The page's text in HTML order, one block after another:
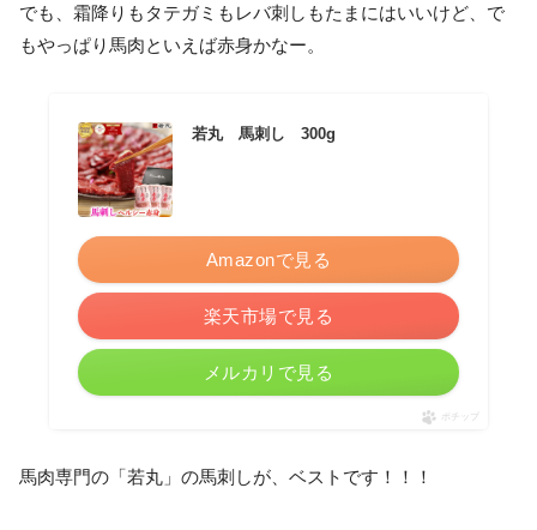
でも、霜降りもタテガミもレバ刺しもたまにはいいけど、で
もやっぱり馬肉といえば赤身かなー。
若丸 馬刺し 300g
Amazonで見る
楽天市場で見る
メルカリで見る
ポチップ
馬肉専門の「若丸」の馬刺しが、ベストです！！！